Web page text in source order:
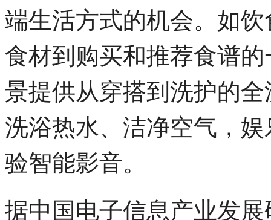
端生活方式的机会。如
食材到购买和推荐食谱
景提供从穿搭到洗护的
洗浴热水、洁净空气，
验智能影音。
据中国电子信息产业发